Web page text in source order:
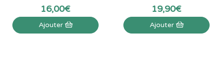
16,00€
Ajouter
19,90€
Ajouter